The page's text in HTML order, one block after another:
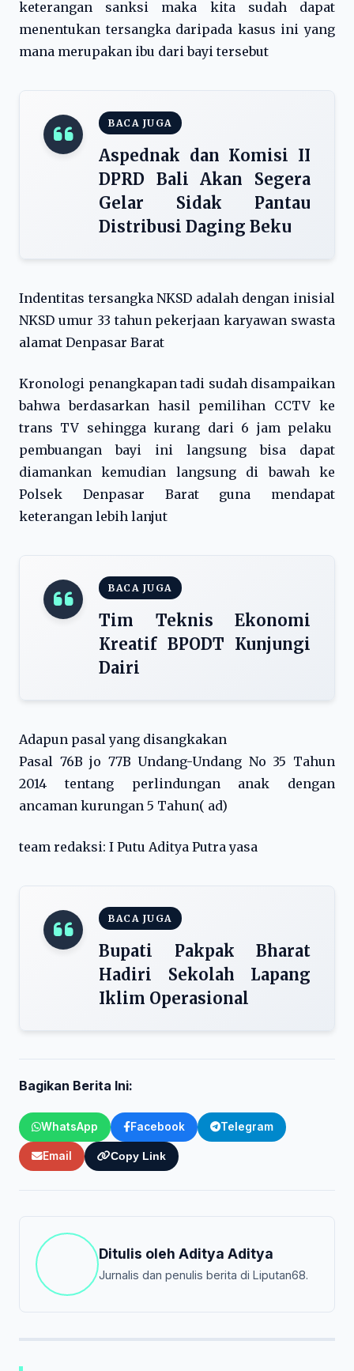
keterangan sanksi maka kita sudah dapat
menentukan tersangka daripada kasus ini yang
mana merupakan ibu dari bayi tersebut
BACA JUGA
Aspednak dan Komisi II
DPRD Bali Akan Segera
Gelar Sidak Pantau
Distribusi Daging Beku
Indentitas tersangka NKSD adalah dengan inisial
NKSD umur 33 tahun pekerjaan karyawan swasta
alamat Denpasar Barat
Kronologi penangkapan tadi sudah disampaikan
bahwa berdasarkan hasil pemilihan CCTV ke
trans TV sehingga kurang dari 6 jam pelaku
pembuangan bayi ini langsung bisa dapat
diamankan kemudian langsung di bawah ke
Polsek Denpasar Barat guna mendapat
keterangan lebih lanjut
BACA JUGA
Tim Teknis Ekonomi
Kreatif BPODT Kunjungi
Dairi
Adapun pasal yang disangkakan
Pasal 76B jo 77B Undang-Undang No 35 Tahun
2014 tentang perlindungan anak dengan
ancaman kurungan 5 Tahun( ad)
team redaksi: I Putu Aditya Putra yasa
BACA JUGA
Bupati Pakpak Bharat
Hadiri Sekolah Lapang
Iklim Operasional
Bagikan Berita Ini:
WhatsApp Facebook Telegram
Email Copy Link
Ditulis oleh Aditya Aditya
Jurnalis dan penulis berita di Liputan68.